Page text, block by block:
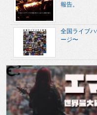
報告。
全国ライブ
ージ〜